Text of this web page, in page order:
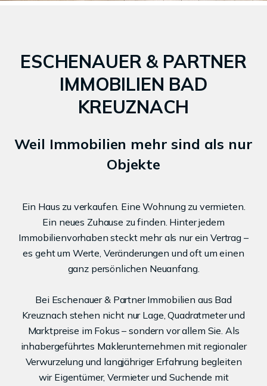
ESCHENAUER & PARTNER
IMMOBILIEN BAD
KREUZNACH
Weil Immobilien mehr sind als nur
Objekte
Ein Haus zu verkaufen. Eine Wohnung zu vermieten.
Ein neues Zuhause zu finden. Hinter jedem
Immobilienvorhaben steckt mehr als nur ein Vertrag –
es geht um Werte, Veränderungen und oft um einen
ganz persönlichen Neuanfang.
Bei Eschenauer & Partner Immobilien aus Bad
Kreuznach stehen nicht nur Lage, Quadratmeter und
Marktpreise im Fokus – sondern vor allem Sie. Als
inhabergeführtes Maklerunternehmen mit regionaler
Verwurzelung und langjähriger Erfahrung begleiten
wir Eigentümer, Vermieter und Suchende mit